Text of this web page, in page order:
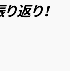
返り！